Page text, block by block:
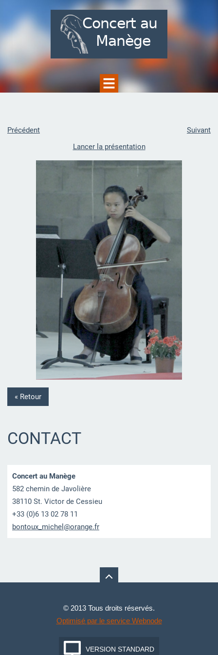
Précédent
Suivant
Lancer la présentation
« Retour
CONTACT
Concert au Manège
582 chemin de Javolière
38110 St. Victor de Cessieu
+33 (0)6 13 02 78 11
bontoux_ michel@orange.fr
© 2013 Tous droits réservés.
Optimisé par le service Webnode
VERSION STANDARD